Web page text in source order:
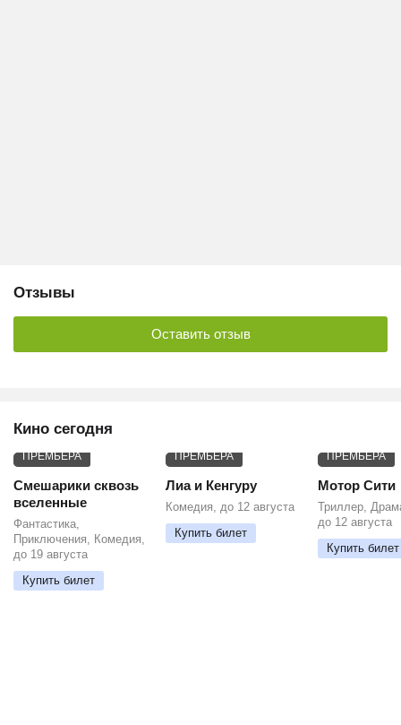
Отзывы
Оставить отзыв
Кино сегодня
ПРЕМЬЕРА
Смешарики сквозь
вселенные
Фантастика,
Приключения, Комедия,
до 19 августа
Купить билет
ПРЕМЬЕРА
Лиа и Кенгуру
Комедия, до 12 августа
Купить билет
ПРЕМЬЕРА
Мотор Сити
Триллер,
до 12 августа
Купить билет